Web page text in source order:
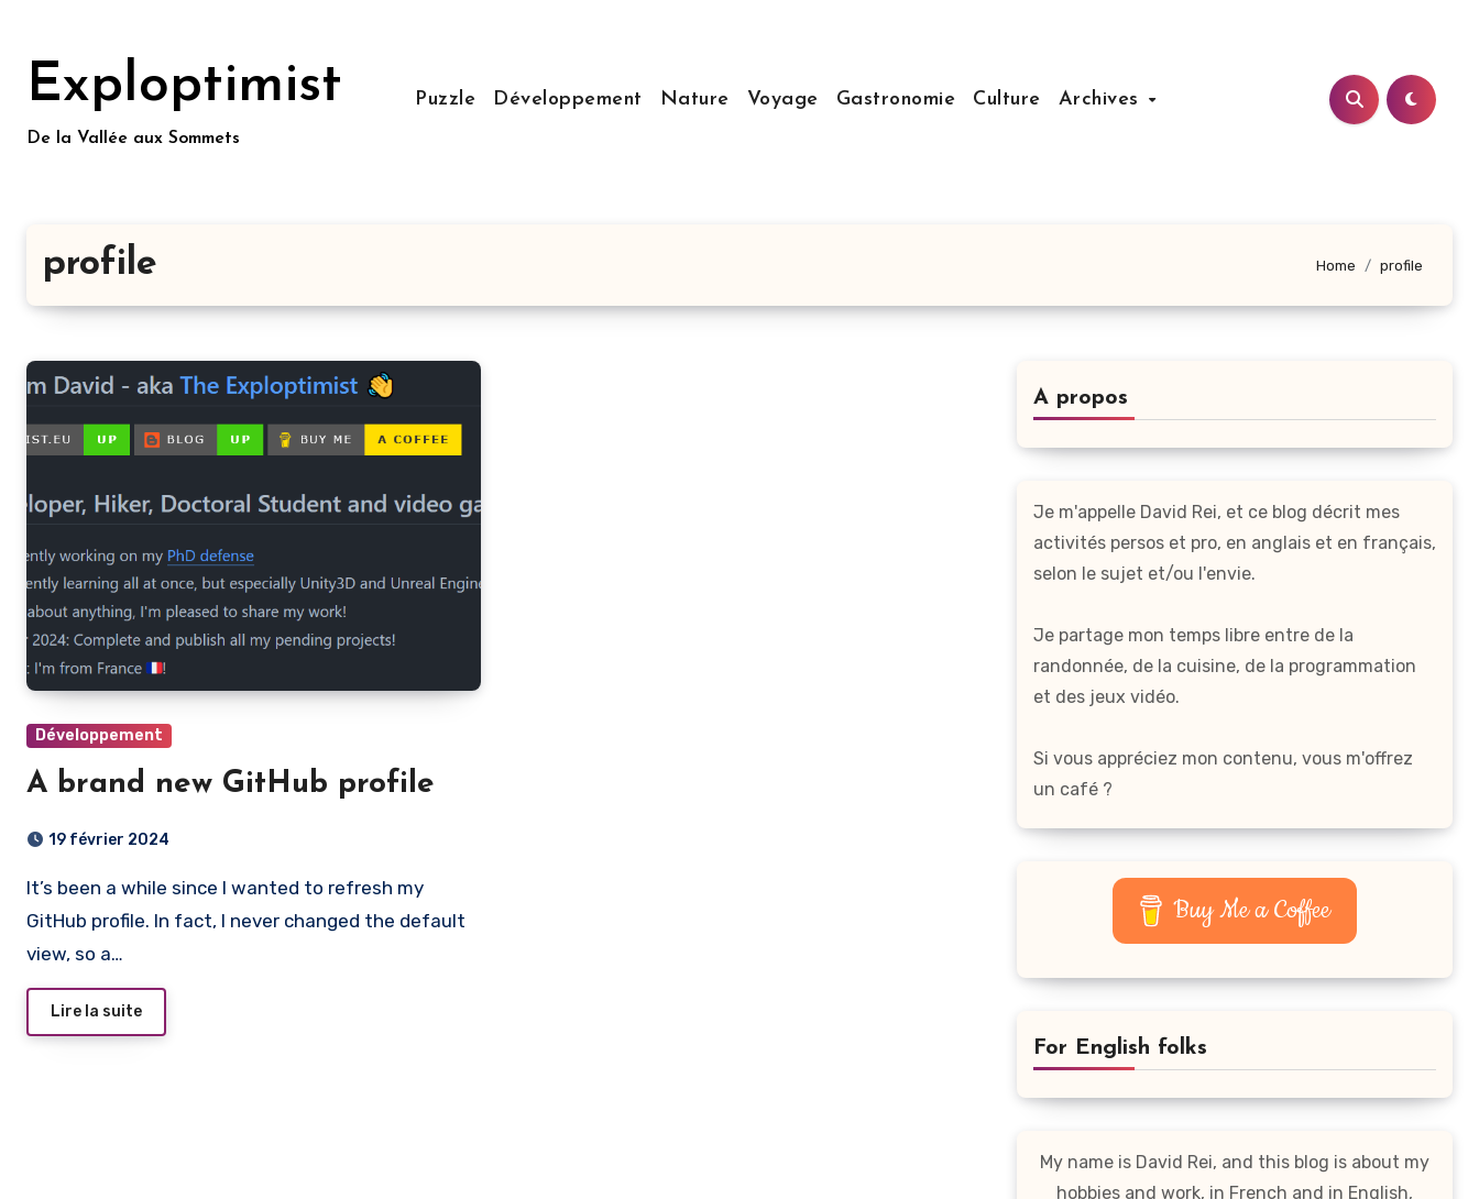
contenu
principalExploptimist
De la Vallée aux Sommets
Puzzle Développement Nature Voyage Gastronomie Culture Archives
profile Home profile
Développement
A brand new GitHub profile
19 février 2024
It’s been a while since I wanted to refresh my
GitHub profile. In fact, I never changed the default
view, so a…
Lire la suite
A propos
Je m'appelle David Rei, et ce blog décrit mes
activités persos et pro, en anglais et en français,
selon le sujet et/ou l'envie.
Je partage mon temps libre entre de la
randonnée, de la cuisine, de la programmation
et des jeux vidéo.
Si vous appréciez mon contenu, vous m'offrez
un café ?
Buy Me a Coffee
For English folks
My name is David Rei, and this blog is about my
hobbies and work, in French and in English,